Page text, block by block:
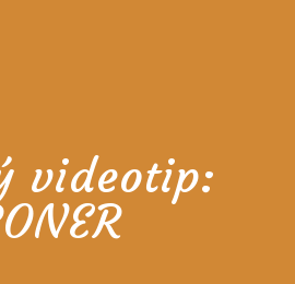
videotip: